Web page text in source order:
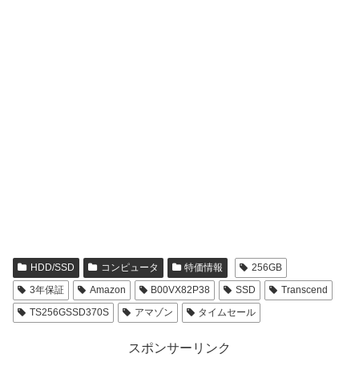
HDD/SSD コンピュータ 特価情報
256GB
3年保証
Amazon B00VX82P38 SSD
Transcend
TS256GSSD370S
アマゾン タイムセール
スポンサーリンク